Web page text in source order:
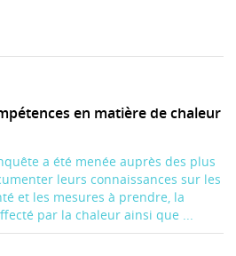
en matière de chaleur
a été menée auprès des plus
leurs connaissances sur les
et les mesures à prendre, la
par la chaleur ainsi que ...